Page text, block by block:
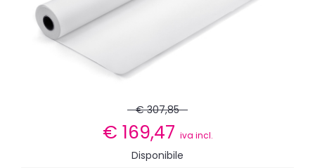
€ 307,85
€ 169,47 iva incl.
Disponibile